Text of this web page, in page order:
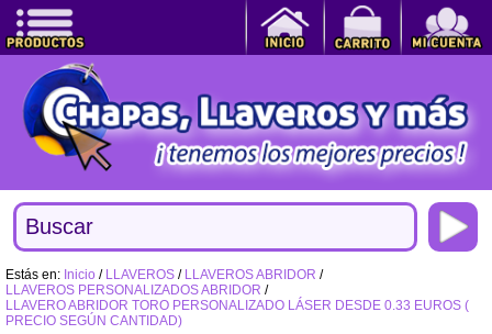
Estás en: Inicio / LLAVEROS / LLAVEROS ABRIDOR /
LLAVEROS PERSONALIZADOS ABRIDOR /
LLAVERO ABRIDOR TORO PERSONALIZADO LÁSER DESDE 0.33 EUROS (
PRECIO SEGÚN CANTIDAD)